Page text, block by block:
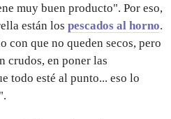
muy buen producto". Por eso,
están los pescados al horno.
con que no queden secos, pero
crudos, en poner las
todo esté al punto... eso lo